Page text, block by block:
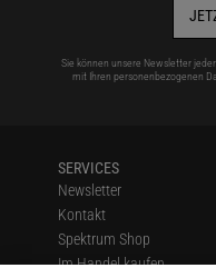
Sie können unsere Newsletter
mit Ihren personenbezogenen
SERVICES
Newsletter
Kontakt
Spektrum Shop
Im Handel kaufen